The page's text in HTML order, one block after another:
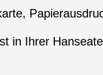
in Ihrer